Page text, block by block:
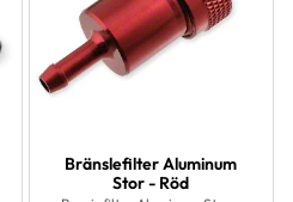
Bränslefilter Aluminum
Stor - Röd